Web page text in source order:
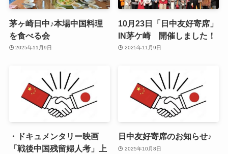
茅ヶ崎日中♪本場中国料理
を食べる会
2025年11月9日
10月23日「日中友好寄席」
IN茅ケ崎 開催しました！
2025年11月9日
・ドキュメンタリー映画
「戦後中国残留婦人考」上
日中友好寄席のお知らせ♪
2025年10月8日